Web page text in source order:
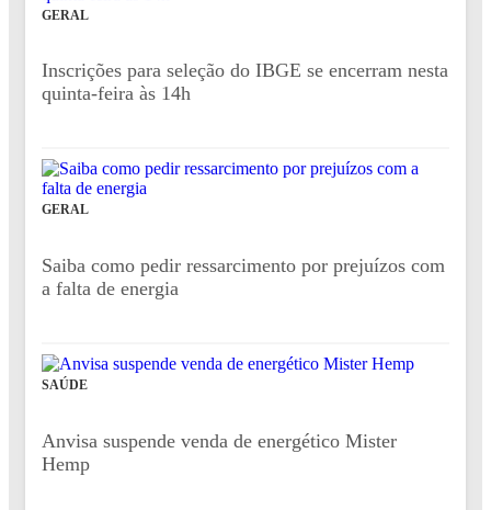
GERAL
Inscrições para seleção do IBGE se encerram nesta
quinta-feira às 14h
GERAL
Saiba como pedir ressarcimento por prejuízos com
a falta de energia
SAÚDE
Anvisa suspende venda de energético Mister
Hemp